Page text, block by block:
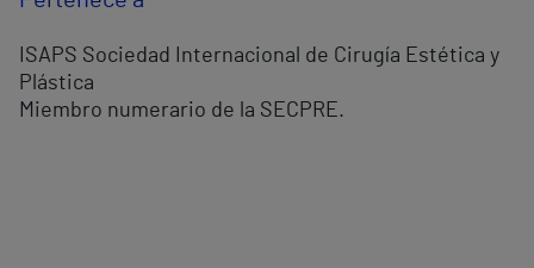
ISAPS Sociedad Internacional de Cirugía Estética y
Plástica
Miembro numerario de la SECPRE.